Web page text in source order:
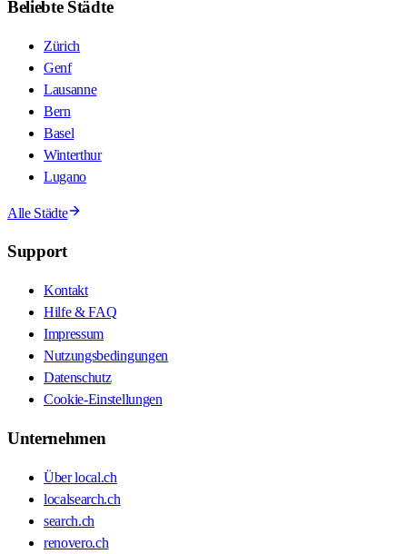
Beliebte Städte
Zürich
Genf
Lausanne
Bern
Basel
Winterthur
Lugano
Alle Städte
Support
Kontakt
Hilfe & FAQ
Impressum
Nutzungsbedingungen
Datenschutz
Cookie-Einstellungen
Unternehmen
Über local.ch
localsearch.ch
search.ch
renovero.ch